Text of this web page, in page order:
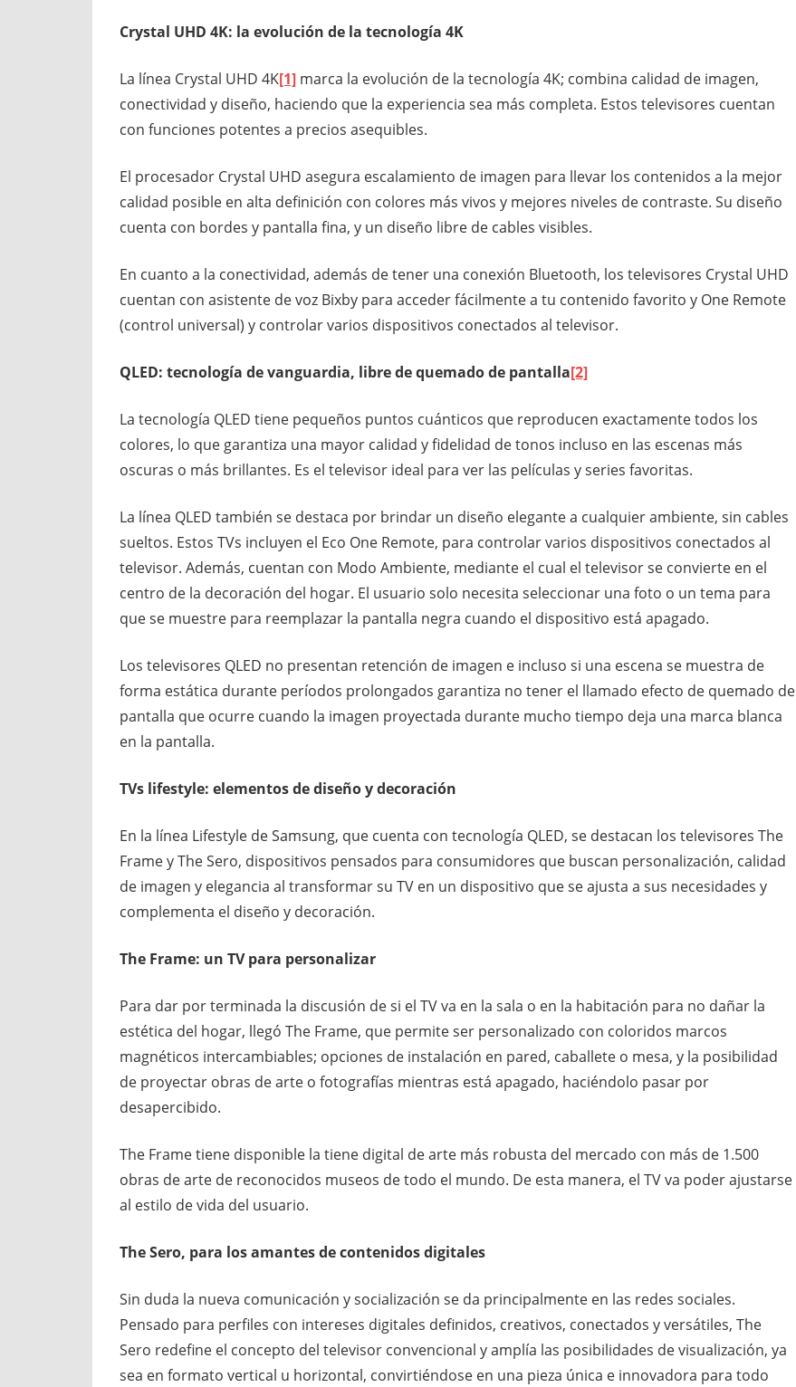
Crystal UHD 4K: la evolución de la tecnología 4K
La línea Crystal UHD 4K[1] marca la evolución de la tecnología 4K; combina calidad de imagen,
conectividad y diseño, haciendo que la experiencia sea más completa. Estos televisores cuentan
con funciones potentes a precios asequibles.
El procesador Crystal UHD asegura escalamiento de imagen para llevar los contenidos a la mejor
calidad posible en alta definición con colores más vivos y mejores niveles de contraste. Su diseño
cuenta con bordes y pantalla fina, y un diseño libre de cables visibles.
En cuanto a la conectividad, además de tener una conexión Bluetooth, los televisores Crystal UHD
cuentan con asistente de voz Bixby para acceder fácilmente a tu contenido favorito y One Remote
(control universal) y controlar varios dispositivos conectados al televisor.
QLED: tecnología de vanguardia, libre de quemado de pantalla[2]
La tecnología QLED tiene pequeños puntos cuánticos que reproducen exactamente todos los
colores, lo que garantiza una mayor calidad y fidelidad de tonos incluso en las escenas más
oscuras o más brillantes. Es el televisor ideal para ver las películas y series favoritas.
La línea QLED también se destaca por brindar un diseño elegante a cualquier ambiente, sin cables
sueltos. Estos TVs incluyen el Eco One Remote, para controlar varios dispositivos conectados al
televisor. Además, cuentan con Modo Ambiente, mediante el cual el televisor se convierte en el
centro de la decoración del hogar. El usuario solo necesita seleccionar una foto o un tema para
que se muestre para reemplazar la pantalla negra cuando el dispositivo está apagado.
Los televisores QLED no presentan retención de imagen e incluso si una escena se muestra de
forma estática durante períodos prolongados garantiza no tener el llamado efecto de quemado de
pantalla que ocurre cuando la imagen proyectada durante mucho tiempo deja una marca blanca
en la pantalla.
TVs lifestyle: elementos de diseño y decoración
En la línea Lifestyle de Samsung, que cuenta con tecnología QLED, se destacan los televisores The
Frame y The Sero, dispositivos pensados ​​para consumidores que buscan personalización, calidad
de imagen y elegancia al transformar su TV en un dispositivo que se ajusta a sus necesidades y
complementa el diseño y decoración.
The Frame: un TV para personalizar
Para dar por terminada la discusión de si el TV va en la sala o en la habitación para no dañar la
estética del hogar, llegó The Frame, que permite ser personalizado con coloridos marcos
magnéticos intercambiables; opciones de instalación en pared, caballete o mesa, y la posibilidad
de proyectar obras de arte o fotografías mientras está apagado, haciéndolo pasar por
desapercibido.
The Frame tiene disponible la tiene digital de arte más robusta del mercado con más de 1.500
obras de arte de reconocidos museos de todo el mundo. De esta manera, el TV va poder ajustarse
al estilo de vida del usuario.
The Sero, para los amantes de contenidos digitales
Sin duda la nueva comunicación y socialización se da principalmente en las redes sociales.
Pensado para perfiles con intereses digitales definidos, creativos, conectados y versátiles, The
Sero redefine el concepto del televisor convencional y amplía las posibilidades de visualización, ya
sea en formato vertical u horizontal, convirtiéndose en una pieza única e innovadora para todo